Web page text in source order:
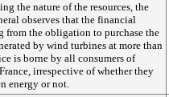
the nature of the resources, the
observes that the financial
from the obligation to purchase the
by wind turbines at more than
is borne by all consumers of
irrespective of whether they
energy or not.